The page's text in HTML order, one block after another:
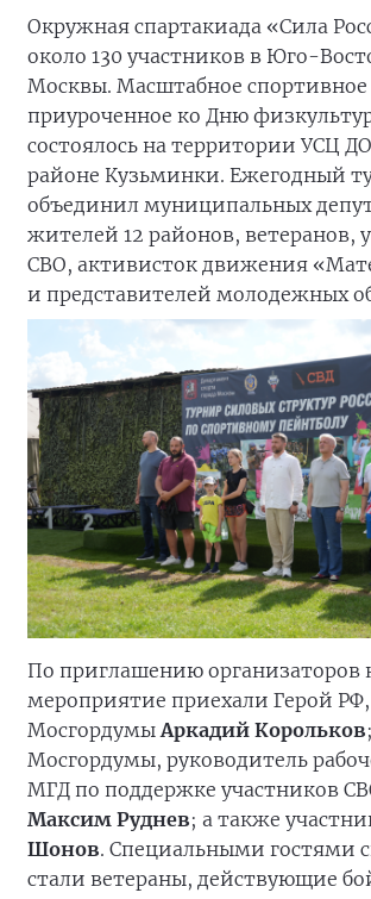
Окружная спартакиада «Сила
около 130 участников в Юго-
Москвы. Масштабное спортивное
приуроченное ко Дню
состоялось на территории УСЦ
районе Кузьминки. Ежегодный
объединил муниципальных
жителей 12 районов, ветеранов,
СВО, активисток движения
и представителей молодежных
По приглашению организаторов
мероприятие приехали Герой РФ,
МосгордумыАркадий Корольков
Мосгордумы, руководитель
МГД по поддержке участников
Максим Руднев; а также
Шонов. Специальными гостями
стали ветераны, действующие